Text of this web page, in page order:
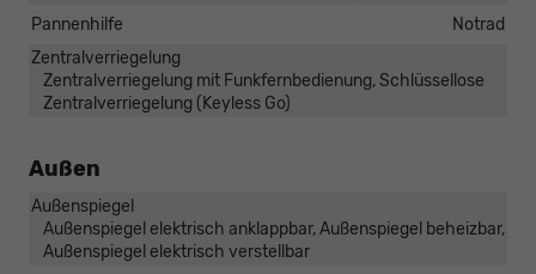
Pannenhilfe
Notrad
Zentralverriegelung
Zentralverriegelung mit Funkfernbedienung, Schlüssellose
Zentralverriegelung (Keyless Go)
Außen
Außenspiegel
Außenspiegel elektrisch anklappbar, Außenspiegel beheizbar,
Außenspiegel elektrisch verstellbar